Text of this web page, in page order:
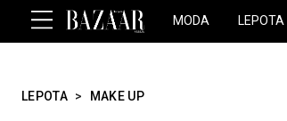
MODA LEPOTA
LEPOTA > MAKE UP